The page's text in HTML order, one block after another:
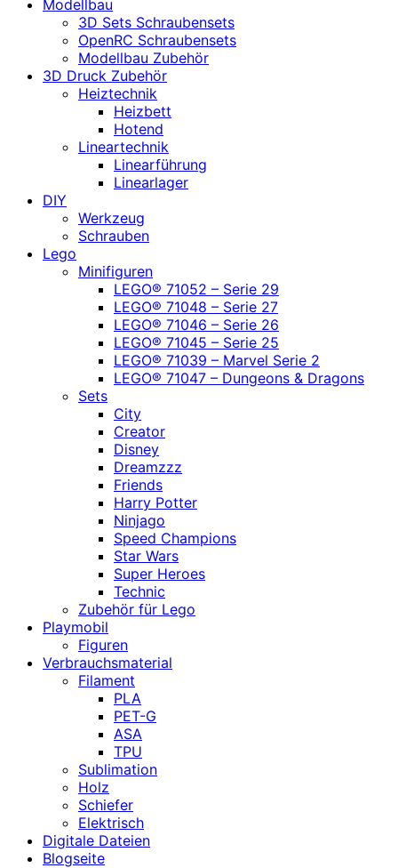
Modellbau
3D Sets Schraubensets
OpenRC Schraubensets
Modellbau Zubehör
3D Druck Zubehör
Heiztechnik
Heizbett
Hotend
Lineartechnik
Linearführung
Linearlager
DIY
Werkzeug
Schrauben
Lego
Minifiguren
LEGO® 71052 – Serie 29
LEGO® 71048 – Serie 27
LEGO® 71046 – Serie 26
LEGO® 71045 – Serie 25
LEGO® 71039 – Marvel Serie 2
LEGO® 71047 – Dungeons & Dragons
Sets
City
Creator
Disney
Dreamzzz
Friends
Harry Potter
Ninjago
Speed Champions
Star Wars
Super Heroes
Technic
Zubehör für Lego
Playmobil
Figuren
Verbrauchsmaterial
Filament
PLA
PET-G
ASA
TPU
Sublimation
Holz
Schiefer
Elektrisch
Digitale Dateien
Blogseite